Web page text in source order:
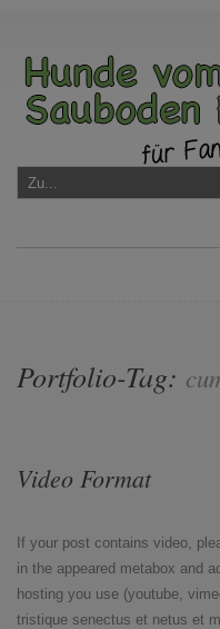
Portfolio-Tag:
Video Format
If your post contains video,
in the appeared metabox and
hosting you use (youtube,
tristique senectus et netus et